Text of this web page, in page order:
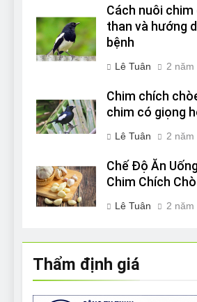
Cách nuôi
than và hướng
bệnh
Lê Tuân 2 năm
Chim chích
chim có giọng
Lê Tuân 2 năm
Chế Độ Ăn
Chim Chích
Lê Tuân 2 năm
Thẩm định giá